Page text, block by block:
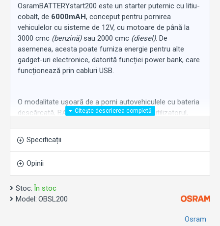
OsramBATTERYstart200 este un starter puternic cu litiu-
cobalt, de 6000mAH, conceput pentru pornirea
vehiculelor cu sisteme de 12V, cu motoare de până la
3000 cmc (benzină)sau 2000 cmc (diesel). De
asemenea, acesta poate furniza energie pentru alte
gadget-uri electronice, datorită funcției power bank, care
funcționează prin cabluri USB.
O modalitate ușoară de a porni autovehiculele cu bateria
descărcată, BATTERYstart200 protejează utilizatorul,
inversă și scurtcircuit. În plus, Osram BATTERYstart200
motocicletei sau în torpedoul mașinii și cântărește doar
300 g, făcându-l mai ușor de transportat și de utilizat
decât modelele mai vechi de boostere. Durează doar 2
ore să-l incarci complet cu ajutorul mufei Micro-USB, iar
Specificații
Opinii
Stoc: În stoc
Model: OBSL200
Osram